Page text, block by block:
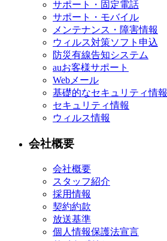
サポート・固定電話
サポート・モバイル
メンテナンス・障害情報
ウィルス対策ソフト申込
防災有線告知システム
auお客様サポート
Webメール
基礎的なセキュリティ情報
セキュリティ情報
ウィルス情報
会社概要
会社概要
スタッフ紹介
採用情報
契約約款
放送基準
個人情報保護法宣言